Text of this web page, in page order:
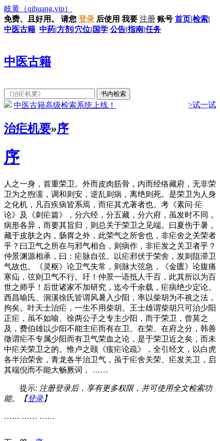
岐黄 （qihuang.vip）
免费、且好用。
请您 登录 后使用 我要 注册 账号 首页|检索|
中医古籍 中药|方剂 |穴位| 国学 公告|指南|任务
中医古籍
中医古籍高级检索系统上线！ >试一试
治疟机要»序
序
人之一身，首重荣卫。外而皮肉筋骨，内而经络藏府，无非荣
卫为之煦濡，调和则安，逆乱则病，离绝则死。是荣卫为人身
之化机，凡百疾病皆系焉，而疟其尤著者也。考《素问·疟
论》及《刺疟篇》，分六经，分五藏，分六府，虽发时不同，
病形各异，而要其旨归，则总关于荣卫之见端。曰夏伤于暑，
藏于皮肤之内，肠胃之外，此荣气之所舍也，非疟舍之关荣者
乎？曰卫气之所在与邪气相合，则病作，非疟发之关卫者乎？
仲景渊源相承，曰：疟脉自弦。以疟邪伏于荣舍，发则阻滞卫
气故也。《灵枢》论卫气失常，则脉大弦急，《金匮》论腹痛
寒疝，弦则卫气不行。吁！仲景一语抵人千百，此其所以为百
世之师乎！后世诸家不加研究，迄今千余载，疟病绝少定论。
西昌喻氏、洄溪徐氏皆谓风暑入少阳，率以柴胡为不祧之法，
拘矣。叶天士治疟，一生不用柴胡。王士雄谓柴胡只可治少阳
正疟，虽不如喻、徐两公子之专主少阳，而于荣卫，曾莫之
及，费伯雄以少阳不能主疟而有在卫、在荣、在府之分，韩善
徵谓疟不专属少阳而有卫气荣血之论，是于荣卫近之矣，而未
中疟关荣卫之的。惟卢之颐《痎疟论疏》，全引经文，以白虎
各半治荣舍，青龙各半治卫气，虽于疟舍关荣、疟发关卫，启
其端倪而不能大畅厥词， ……
提示: 注册登录后，享有更多权限，并可使用全文检索功
能。【登录】
…… …… ……